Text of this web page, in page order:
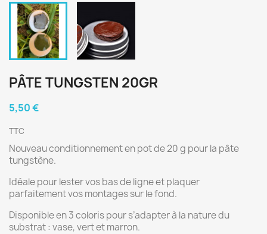
PÂTE TUNGSTEN 20GR
5,50 €
TTC
Nouveau conditionnement en pot de 20 g pour la pâte
tungstène.
Idéale pour lester vos bas de ligne et plaquer
parfaitement vos montages sur le fond.
Disponible en 3 coloris pour s’adapter à la nature du
substrat : vase, vert et marron.